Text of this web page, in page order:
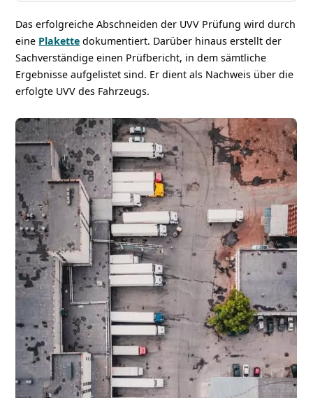
Das erfolgreiche Abschneiden der UVV Prüfung wird durch
eine Plakette dokumentiert. Darüber hinaus erstellt der
Sachverständige einen Prüfbericht, in dem sämtliche
Ergebnisse aufgelistet sind. Er dient als Nachweis über die
erfolgte UVV des Fahrzeugs.